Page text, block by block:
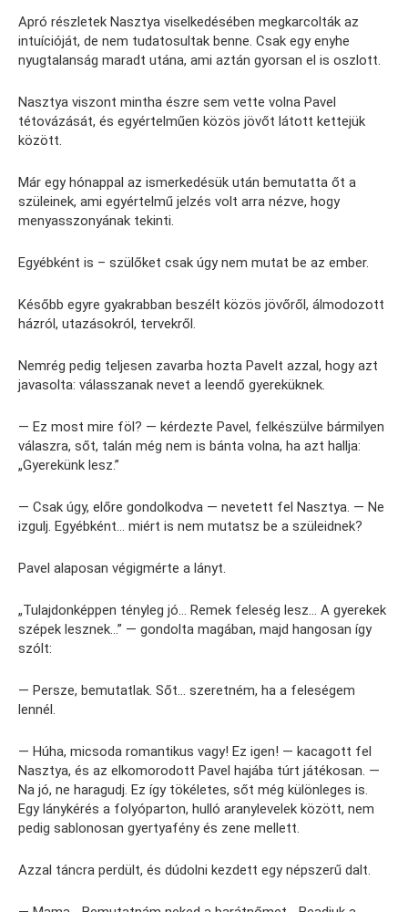
Apró részletek Nasztya viselkedésében megkarcolták az
intuícióját, de nem tudatosultak benne. Csak egy enyhe
nyugtalanság maradt utána, ami aztán gyorsan el is oszlott.
Nasztya viszont mintha észre sem vette volna Pavel
tétovázását, és egyértelműen közös jövőt látott kettejük
között.
Már egy hónappal az ismerkedésük után bemutatta őt a
szüleinek, ami egyértelmű jelzés volt arra nézve, hogy
menyasszonyának tekinti.
Egyébként is – szülőket csak úgy nem mutat be az ember.
Később egyre gyakrabban beszélt közös jövőről, álmodozott
házról, utazásokról, tervekről.
Nemrég pedig teljesen zavarba hozta Pavelt azzal, hogy azt
javasolta: válasszanak nevet a leendő gyereküknek.
— Ez most mire föl? — kérdezte Pavel, felkészülve bármilyen
válaszra, sőt, talán még nem is bánta volna, ha azt hallja:
„Gyerekünk lesz.”
— Csak úgy, előre gondolkodva — nevetett fel Nasztya. — Ne
izgulj. Egyébként… miért is nem mutatsz be a szüleidnek?
Pavel alaposan végigmérte a lányt.
„Tulajdonképpen tényleg jó… Remek feleség lesz… A gyerekek
szépek lesznek…” — gondolta magában, majd hangosan így
szólt:
— Persze, bemutatlak. Sőt… szeretném, ha a feleségem
lennél.
— Húha, micsoda romantikus vagy! Ez igen! — kacagott fel
Nasztya, és az elkomorodott Pavel hajába túrt játékosan. —
Na jó, ne haragudj. Ez így tökéletes, sőt még különleges is.
Egy lánykérés a folyóparton, hulló aranylevelek között, nem
pedig sablonosan gyertyafény és zene mellett.
Azzal táncra perdült, és dúdolni kezdett egy népszerű dalt.